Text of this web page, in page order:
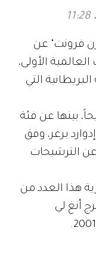
فرونت" عن
الأولى،
التي
بينها عن فئة
برغر، وفق
عن الترشيحات
هذا العدد من
أنغ لي